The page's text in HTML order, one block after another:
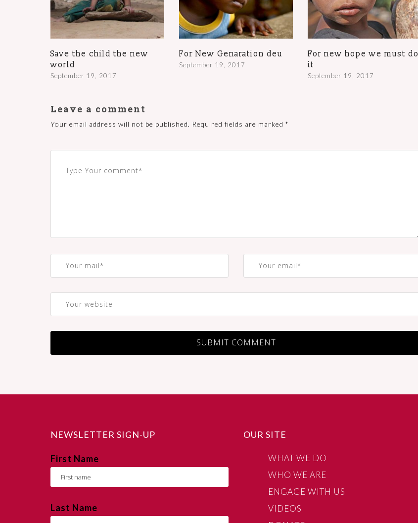
Save the child the new
world
September 19, 2017
For New Genaration deu
September 19, 2017
For new hope we must do
it
September 19, 2017
Leave a comment
Your email address will not be published. Required fields are marked *
NEWSLETTER SIGN-UP
First Name
Last Name
OUR SITE
WHAT WE DO
WHO WE ARE
ENGAGE WITH US
VIDEOS